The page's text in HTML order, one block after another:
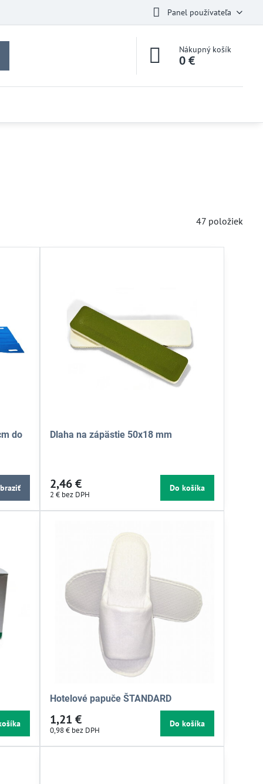
Panel používateľa
Nákupný košík
0 €
47 položiek
do
Dlaha na zápästie 50x18 mm
2,46 €
2 € bez DPH
Do košíka
Hotelové papuče ŠTANDARD
1,21 €
0,98 € bez DPH
Do košíka